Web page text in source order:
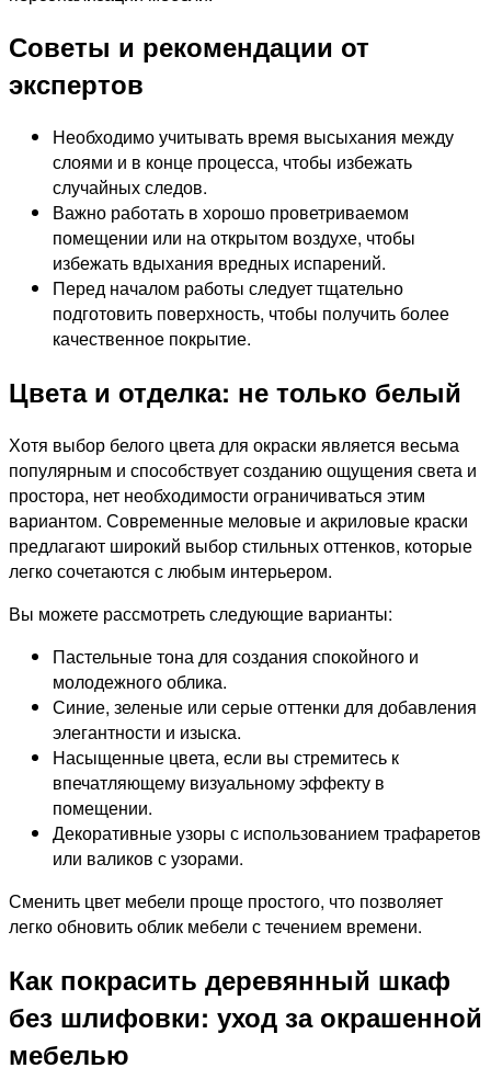
Советы и рекомендации от
экспертов
Необходимо учитывать время высыхания между
слоями и в конце процесса, чтобы избежать
случайных следов.
Важно работать в хорошо проветриваемом
помещении или на открытом воздухе, чтобы
избежать вдыхания вредных испарений.
Перед началом работы следует тщательно
подготовить поверхность, чтобы получить более
качественное покрытие.
Цвета и отделка: не только белый
Хотя выбор белого цвета для окраски является весьма
популярным и способствует созданию ощущения света и
простора, нет необходимости ограничиваться этим
вариантом. Современные меловые и акриловые краски
предлагают широкий выбор стильных оттенков, которые
легко сочетаются с любым интерьером.
Вы можете рассмотреть следующие варианты:
Пастельные тона для создания спокойного и
молодежного облика.
Синие, зеленые или серые оттенки для добавления
элегантности и изыска.
Насыщенные цвета, если вы стремитесь к
впечатляющему визуальному эффекту в
помещении.
Декоративные узоры с использованием трафаретов
или валиков с узорами.
Сменить цвет мебели проще простого, что позволяет
легко обновить облик мебели с течением времени.
Как покрасить деревянный шкаф
без шлифовки: уход за окрашенной
мебелью